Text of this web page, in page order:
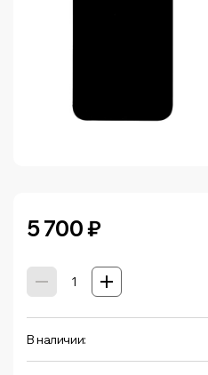
5 700₽
В наличии: